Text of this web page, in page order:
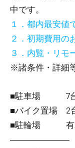
中です。
１．都内最安値
２．初期費用の
３．内覧・リモ
※諸条件・詳細
■駐車場 7台
■バイク置場 2
■駐輪場 有/
―――――――